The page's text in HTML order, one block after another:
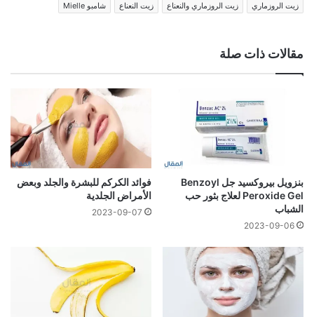
زيت الروزماري
زيت الروزماري والنعناع زيت النعناع شامبو Mielle
مقالات ذات صلة
بنزويل بيروكسيد جل Benzoyl
Peroxide Gel لعلاج بثور حب
الشباب
2023-09-06
فوائد الكركم للبشرة والجلد وبعض
الأمراض الجلدية
2023-09-07